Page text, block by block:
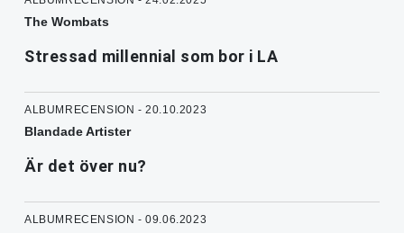
The Wombats
Stressad millennial som bor i LA
ALBUMRECENSION - 20.10.2023
Blandade Artister
Är det över nu?
ALBUMRECENSION - 09.06.2023